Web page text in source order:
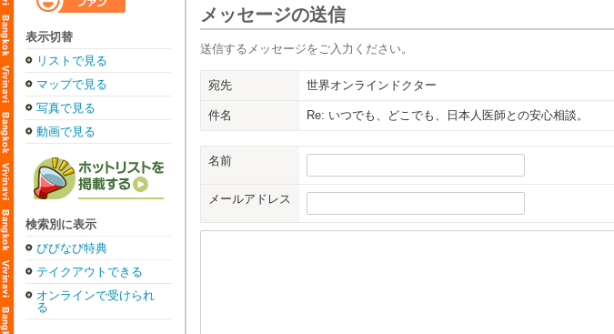
表示切替
リストで見る
マップで見る
写真で見る
動画で見る
検索別に表示
びびなび特典
テイクアウトできる
オンラインで受けられ
る
メッセージの送信
送信するメッセージをご入力ください。
宛先 世界オンラインドクター
件名 Re: いつでも、どこでも、日本人医師との安心相談。
名前
メールアドレス